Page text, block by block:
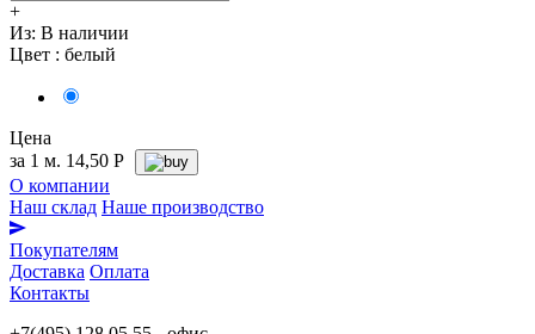
+
Из: В наличии
Цвет : белый
Цена
за 1 м. 14,50 Р
О компании
Наш склад Наше производство
Покупателям
Доставка Оплата
Контакты